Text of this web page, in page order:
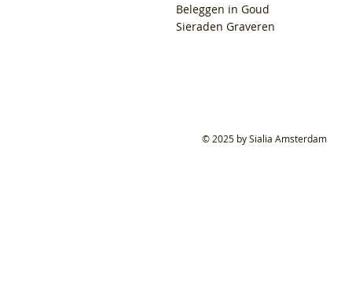
Beleggen in Goud
Sieraden Graveren
© 2025 by Sialia Amsterdam